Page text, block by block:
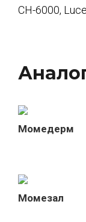
CH-6000,
Момедерм
Момезал